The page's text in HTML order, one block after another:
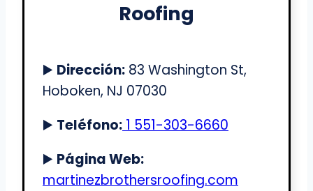
Roofing
▶️ Dirección: 83 Washington St,
Hoboken, NJ 07030
▶️ Teléfono: 1 551-303-6660
▶️ Página Web:
martinezbrothersroofing.com